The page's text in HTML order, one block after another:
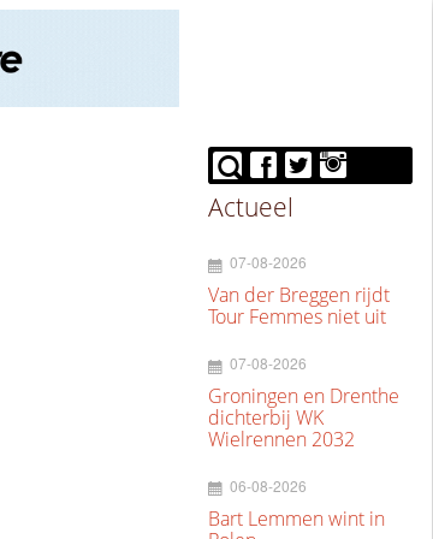
Actueel
07-08-2026
Van der Breggen rijdt
Tour Femmes niet uit
07-08-2026
Groningen en Drenthe
dichterbij WK
Wielrennen 2032
06-08-2026
Bart Lemmen wint in